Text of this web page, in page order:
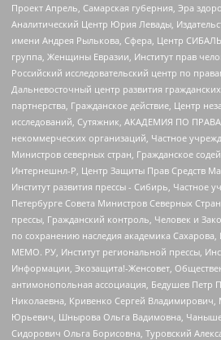
Проект Апрель, Самарская губерния, Эра
Аналитический Центр Юрия Левады,
имени Андрея Рылькова, Сфера, Центр
группа, Женщины Евразии, Институт прав
Российский исследовательский центр по
Дальневосточный центр развития
партнерства, Гражданское действие, Центр
исследований, Сутяжник, АКАДЕМИЯ ПО
некоммерческих организаций, Частное
Министров северных стран, Гражданское
Интернешнл-Р, Центр Защиты Прав Средств
Институт развития прессы - Сибирь, Частное
Петербурге Совета Министров Северных
прессы, Гражданский контроль, Человек и
по сохранению наследия академика
МЕМО. РУ, Институт региональной прессы,
Информации, Экозащита!-Женсовет,
антимонопольная ассоциация, Бедушев Петр
Николаевна, Кривенко Сергей Владимирович,
Юрьевич, Шнырова Ольга Вадимовна,
Сидорович Ольга Борисовна, Туровский